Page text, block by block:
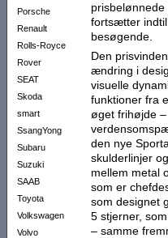
Porsche
Renault
Rolls-Royce
Rover
SEAT
Skoda
smart
SsangYong
Subaru
Suzuki
SAAB
Toyota
Volkswagen
Volvo
fortsætter
besøgende.
Den
ændring i
visuelle
funktioner fra
øget frihøjde
den nye
skulderlinjer
mellem metal
som er
som designet
5 stjerner,
– samme